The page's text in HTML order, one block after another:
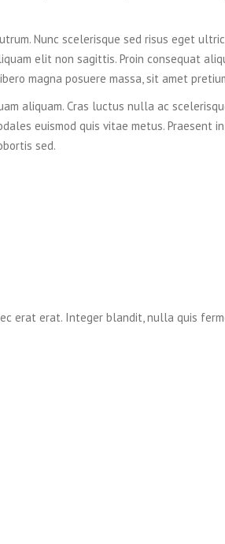
Nunc scelerisque sed risus eget
elit non sagittis. Proin consequat
magna posuere massa, sit amet
aliquam. Cras luctus nulla ac
euismod quis vitae metus. Praesent
sed.
erat erat. Integer blandit, nulla quis